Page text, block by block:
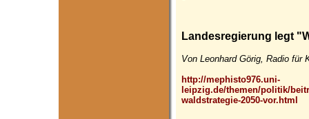
Landesregierung legt
Von Leonhard Görig, Radio für
http://mephisto976.uni-
leipzig.de/themen/politik/
waldstrategie-2050-vor.html